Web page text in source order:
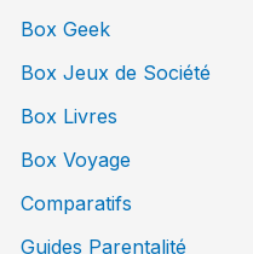
Box Geek
Box Jeux de Société
Box Livres
Box Voyage
Comparatifs
Guides Parentalité